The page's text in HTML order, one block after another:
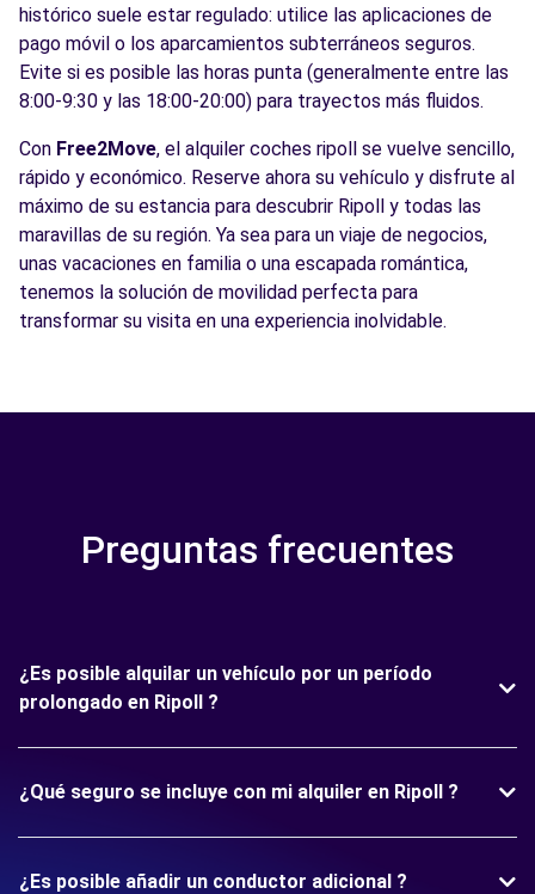
histórico suele estar regulado: utilice las aplicaciones de
pago móvil o los aparcamientos subterráneos seguros.
Evite si es posible las horas punta (generalmente entre las
8:00-9:30 y las 18:00-20:00) para trayectos más fluidos.
Con Free2Move, el alquiler coches ripoll se vuelve sencillo,
rápido y económico. Reserve ahora su vehículo y disfrute al
máximo de su estancia para descubrir Ripoll y todas las
maravillas de su región. Ya sea para un viaje de negocios,
unas vacaciones en familia o una escapada romántica,
tenemos la solución de movilidad perfecta para
transformar su visita en una experiencia inolvidable.
Preguntas frecuentes
¿Es posible alquilar un vehículo por un período
prolongado en Ripoll ?
¿Qué seguro se incluye con mi alquiler en Ripoll ?
¿Es posible añadir un conductor adicional ?